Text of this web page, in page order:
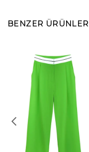
BENZER ÜRÜNLER